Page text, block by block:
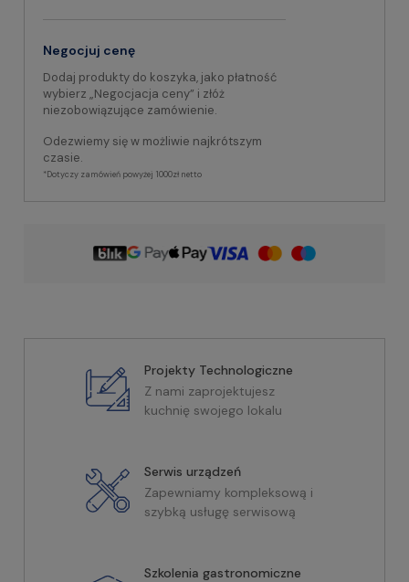
Negocjuj cenę
Dodaj produkty do koszyka, jako płatność
wybierz „Negocjacja ceny” i złóż
niezobowiązujące zamówienie.
Odezwiemy się w możliwie najkrótszym
czasie.
*Dotyczy zamówień powyżej 1000zł netto
Projekty Technologiczne
Z nami zaprojektujesz
kuchnię swojego lokalu
Serwis urządzeń
Zapewniamy kompleksową i
szybką usługę serwisową
Szkolenia gastronomiczne